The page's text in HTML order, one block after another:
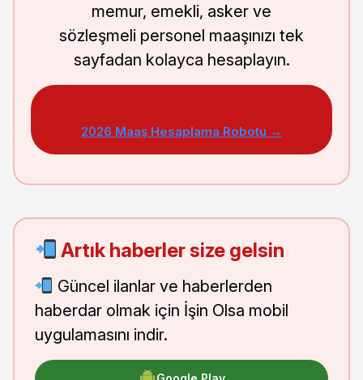
memur, emekli, asker ve
sözleşmeli personel maaşınızı tek
sayfadan kolayca hesaplayın.
2026 Maaş Hesaplama Robotu →
Artık haberler size gelsin
Güncel ilanlar ve haberlerden
haberdar olmak için İşin Olsa mobil
uygulamasını indir.